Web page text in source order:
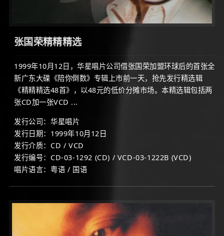
张国荣精精精选
1999年10月12日，华星唱片公司借张国荣加盟环球后的首张全
新广东大碟《陪你倒数》专辑上市前一天，抢先发行精选辑
《精精精选48首》，以48元的低价分摊市场。本精选辑包括两
张CD加一张VCD ...
发行公司：华星唱片
发行日期：1999年10月12日
发行介质：CD / VCD
发行编号：CD-03-1292 (CD) / VCD-03-1222B (VCD)
唱片语言：粤语 / 国语